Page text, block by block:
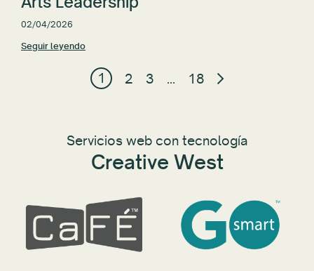
02/04/2026
Seguir leyendo
1 2 3 ... 18
Servicios web con tecnología
Creative West